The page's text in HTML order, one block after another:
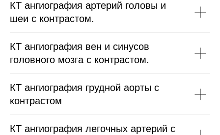
КТ ангиография артерий головы и
шеи с контрастом.
КТ ангиография вен и синусов
головного мозга с контрастом.
КТ ангиография грудной аорты с
контрастом
КТ ангиография легочных артерий с